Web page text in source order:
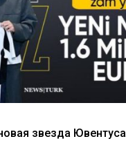
звезда Ювентуса